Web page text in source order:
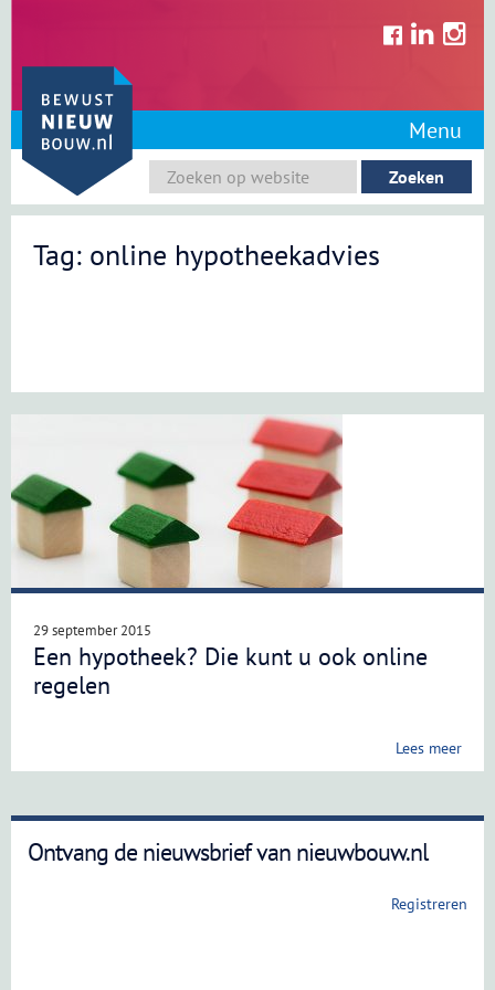
content
Menu
Tag: online hypotheekadvies
29 september 2015
Een hypotheek? Die kunt u ook online
regelen
Lees meer
Ontvang de nieuwsbrief van nieuwbouw.nl
Registreren